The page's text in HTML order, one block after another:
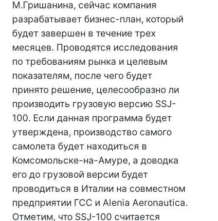
М.Гришанина, сейчас компания
разрабатывает бизнес-план, который
будет завершен в течение трех
месяцев. Проводятся исследования
по требованиям рынка и целевым
показателям, после чего будет
принято решение, целесообразно ли
производить грузовую версию SSJ-
100. Если данная программа будет
утверждена, производство самого
самолета будет находиться в
Комсомольске-на-Амуре, а доводка
его до грузовой версии будет
проводиться в Италии на совместном
предприятии ГСС и Alenia Aeronautica.
Отметим, что SSJ-100 считается